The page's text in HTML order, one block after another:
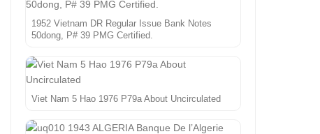
1952 Vietnam DR Regular Issue Bank Notes
50dong, P# 39 PMG Certified.
Viet Nam 5 Hao 1976 P79a About Uncirculated